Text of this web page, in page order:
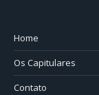
Home
Os Capitulares
Contato